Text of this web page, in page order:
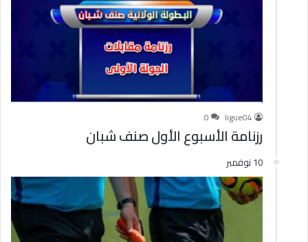
ligue04
0
رزنامة الأسبوع الأول صنف شبان
10 نوفمبر